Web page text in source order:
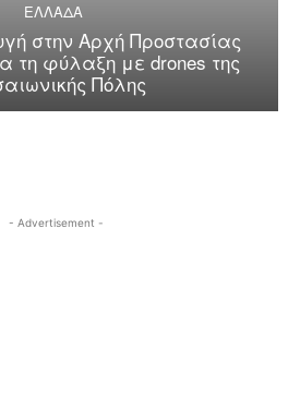
ΕΛΛΑΔΑ
στην Αρχή Προστασίας
τη φύλαξη με drones της
Πόλης
- Advertisement -